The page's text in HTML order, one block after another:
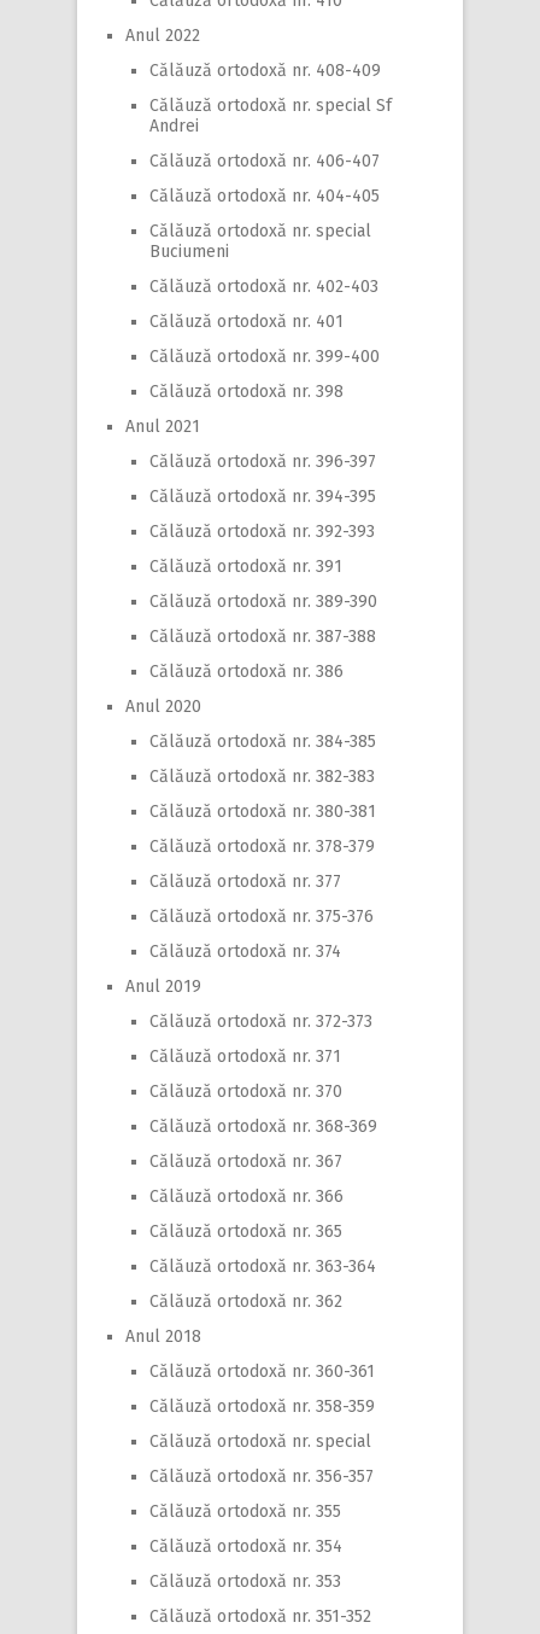
Anul 2022
Călăuză ortodoxă nr. 408-409
Călăuză ortodoxă nr. special Sf
Andrei
Călăuză ortodoxă nr. 406-407
Călăuză ortodoxă nr. 404-405
Călăuză ortodoxă nr. special
Buciumeni
Călăuză ortodoxă nr. 402-403
Călăuză ortodoxă nr. 401
Călăuză ortodoxă nr. 399-400
Călăuză ortodoxă nr. 398
Anul 2021
Călăuză ortodoxă nr. 396-397
Călăuză ortodoxă nr. 394-395
Călăuză ortodoxă nr. 392-393
Călăuză ortodoxă nr. 391
Călăuză ortodoxă nr. 389-390
Călăuză ortodoxă nr. 387-388
Călăuză ortodoxă nr. 386
Anul 2020
Călăuză ortodoxă nr. 384-385
Călăuză ortodoxă nr. 382-383
Călăuză ortodoxă nr. 380-381
Călăuză ortodoxă nr. 378-379
Călăuză ortodoxă nr. 377
Călăuză ortodoxă nr. 375-376
Călăuză ortodoxă nr. 374
Anul 2019
Călăuză ortodoxă nr. 372-373
Călăuză ortodoxă nr. 371
Călăuză ortodoxă nr. 370
Călăuză ortodoxă nr. 368-369
Călăuză ortodoxă nr. 367
Călăuză ortodoxă nr. 366
Călăuză ortodoxă nr. 365
Călăuză ortodoxă nr. 363-364
Călăuză ortodoxă nr. 362
Anul 2018
Călăuză ortodoxă nr. 360-361
Călăuză ortodoxă nr. 358-359
Călăuză ortodoxă nr. special
Călăuză ortodoxă nr. 356-357
Călăuză ortodoxă nr. 355
Călăuză ortodoxă nr. 354
Călăuză ortodoxă nr. 353
Călăuză ortodoxă nr. 351-352